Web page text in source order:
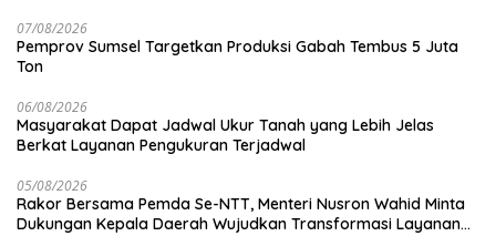
07/08/2026
Pemprov Sumsel Targetkan Produksi Gabah Tembus 5 Juta
Ton
06/08/2026
Masyarakat Dapat Jadwal Ukur Tanah yang Lebih Jelas
Berkat Layanan Pengukuran Terjadwal
05/08/2026
Rakor Bersama Pemda Se-NTT, Menteri Nusron Wahid Minta
Dukungan Kepala Daerah Wujudkan Transformasi Layanan